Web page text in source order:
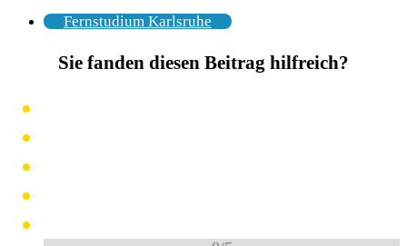
Fernstudium Karlsruhe
Sie fanden diesen Beitrag hilfreich?